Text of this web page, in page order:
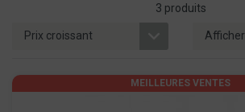
3 produits
MEILLEURES VENTES